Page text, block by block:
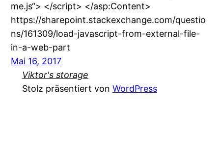
me.js“> </script> </asp:Content>
https://sharepoint.stackexchange.com/questio
ns/161309/load-javascript-from-external-file-
in-a-web-part
Mai 16, 2017
Viktor's storage
Stolz präsentiert von WordPress